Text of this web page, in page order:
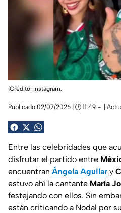
|Crédito: Instagram.
Publicado 02/07/2026 | 🕑 11:49 |
Entre las celebridades que
disfrutar el partido entre
encuentran Ángela Aguilar y
estuvo ahí la cantante María
festejando con ellos. Sin
están criticando a Nodal por